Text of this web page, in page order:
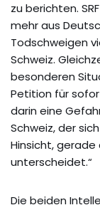
zu berichten.
mehr aus
Todschweigen
Schweiz.
besonderen
Petition für
darin eine
Schweiz, der
Hinsicht, gerade
unterscheidet.“
Die beiden